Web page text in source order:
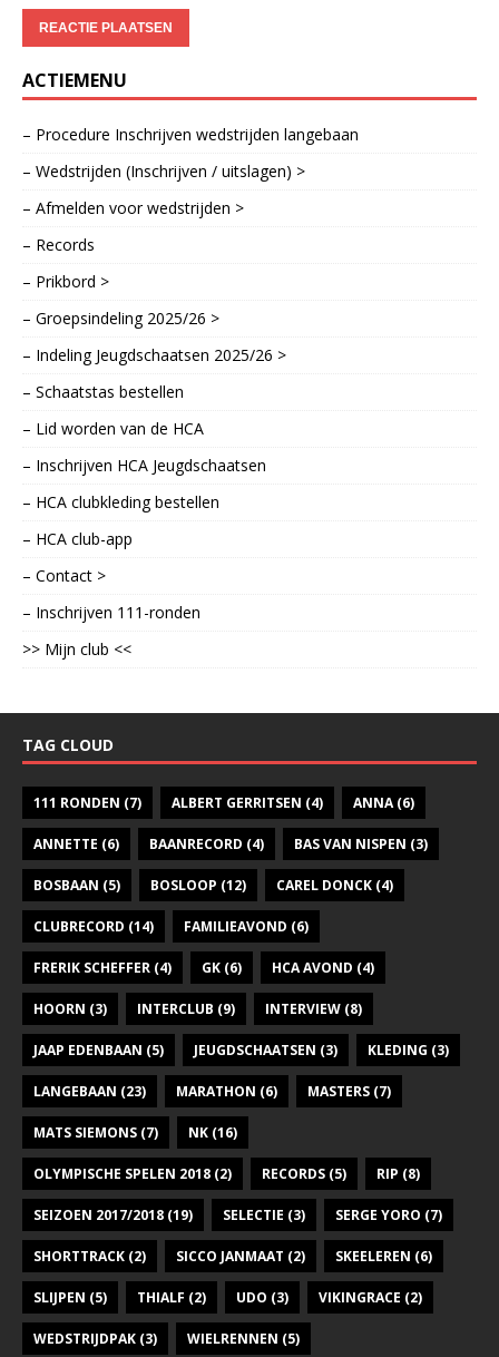
ACTIEMENU
– Procedure Inschrijven wedstrijden langebaan
– Wedstrijden (Inschrijven / uitslagen) >
– Afmelden voor wedstrijden >
– Records
– Prikbord >
– Groepsindeling 2025/26 >
– Indeling Jeugdschaatsen 2025/26 >
– Schaatstas bestellen
– Lid worden van de HCA
– Inschrijven HCA Jeugdschaatsen
– HCA clubkleding bestellen
– HCA club-app
– Contact >
– Inschrijven 111-ronden
>> Mijn club <<
TAG CLOUD
111 RONDEN (7) ALBERT GERRITSEN (4) ANNA(6)
ANNETTE (6) BAANRECORD (4) BAS VAN NISPEN (3)
BOSBAAN (5) BOSLOOP (12) CAREL DONCK (4)
CLUBRECORD (14) FAMILIEAVOND (6)
FRERIK SCHEFFER (4) GK (6) HCA AVOND (4)
HOORN (3) INTERCLUB (9) INTERVIEW (8)
JAAP EDENBAAN (5) JEUGDSCHAATSEN (3) KLEDING (3)
LANGEBAAN (23) MARATHON (6) MASTERS (7)
MATS SIEMONS (7) NK (16)
OLYMPISCHE SPELEN 2018 (2) RECORDS (5) RIP (8)
SEIZOEN 2017/2018 (19) SELECTIE (3) SERGE YORO (7)
SHORTTRACK (2) SICCO JANMAAT (2) SKEELEREN (6)
SLIJPEN (5) THIALF (2) UDO (3) VIKINGRACE (2)
WEDSTRIJDPAK (3) WIELRENNEN (5)